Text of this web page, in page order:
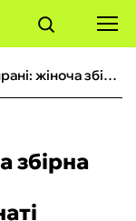
Тріумф у Тирані: жіноча збірна України вдесяте стала найкращою на чемпіонаті Європи у командному заліку
збірна